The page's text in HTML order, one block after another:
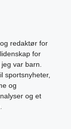
redaktør for
for
var barn.
sportsnyheter,
og
og et